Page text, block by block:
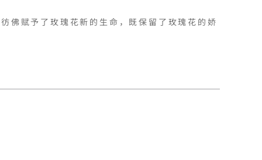
佛赋予了玫瑰花新的生命，既保留了玫瑰花的娇